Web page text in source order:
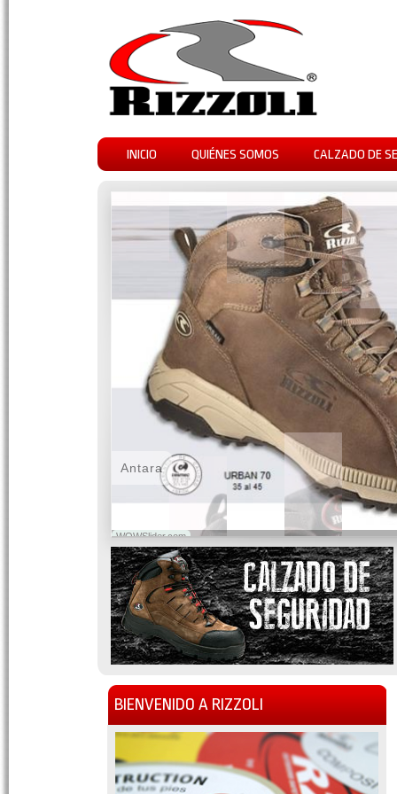
INICIO QUIÉNES SOMOS CALZADO DE
WOWSlider.com
Antara
BIENVENIDO A RIZZOLI